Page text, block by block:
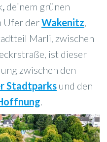
, deinem grünen
Ufer derWakenitz,
Marli, zwischen
ist dieser
zwischen den
Stadtparks und den
.